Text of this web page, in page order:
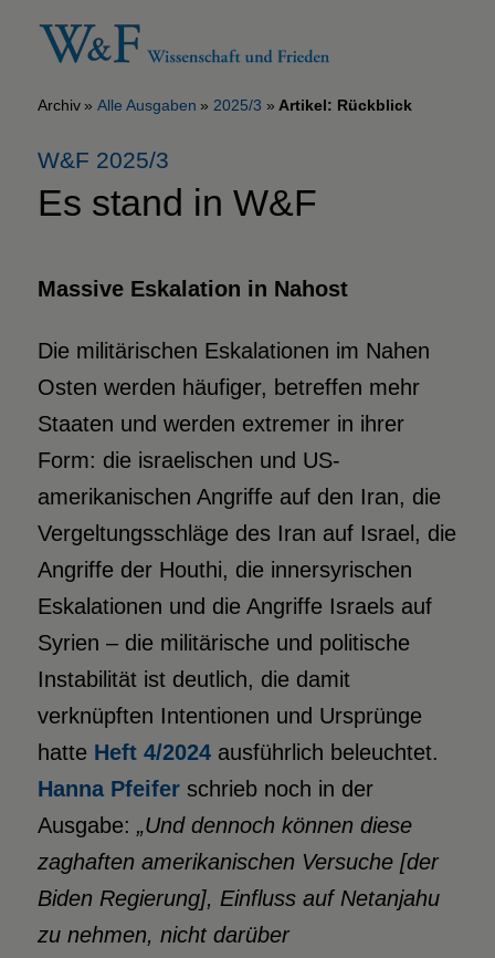
Archiv Alle Ausgaben 2025/3 Artikel: Rückblick
W&F 2025/3
Es stand in W&F
Massive Eskalation in Nahost
Die militärischen Eskalationen im Nahen
Osten werden häufiger, betreffen mehr
Staaten und werden extremer in ihrer
Form: die israelischen und US-
amerikanischen Angriffe auf den Iran, die
Vergeltungsschläge des Iran auf Israel, die
Angriffe der Houthi, die innersyrischen
Eskalationen und die Angriffe Israels auf
Syrien – die militärische und politische
Instabilität ist deutlich, die damit
verknüpften Intentionen und Ursprünge
hatte Heft 4/2024ausführlich beleuchtet.
Hanna Pfeiferschrieb noch in der
Ausgabe: „Und dennoch können diese
zaghaften amerikanischen Versuche [der
Biden Regierung], Einfluss auf Netanjahu
zu nehmen, nicht darüber